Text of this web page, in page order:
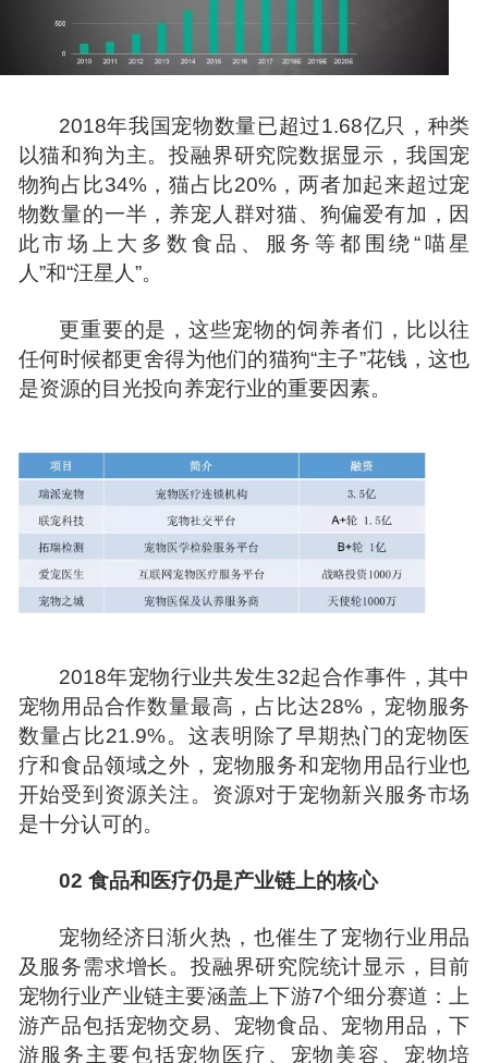
2018年我国宠物数量已超过1.68亿只，种类
以猫和狗为主。投融界研究院数据显示，我国宠
物狗占比34%，猫占比20%，两者加起来超过宠
物数量的一半，养宠人群对猫、狗偏爱有加，因
此市场上大多数食品、服务等都围绕“喵星
人”和“汪星人”。
更重要的是，这些宠物的饲养者们，比以往
任何时候都更舍得为他们的猫狗“主子”花钱，这也
是资源的目光投向养宠行业的重要因素。
2018年宠物行业共发生32起合作事件，其中
宠物用品合作数量最高，占比达28%，宠物服务
数量占比21.9%。这表明除了早期热门的宠物医
疗和食品领域之外，宠物服务和宠物用品行业也
开始受到资源关注。资源对于宠物新兴服务市场
是十分认可的。
02 食品和医疗仍是产业链上的核心
宠物经济日渐火热，也催生了宠物行业用品
及服务需求增长。投融界研究院统计显示，目前
宠物行业产业链主要涵盖上下游7个细分赛道：上
游产品包括宠物交易、宠物食品、宠物用品，下
游服务主要包括宠物医疗、宠物美容、宠物培